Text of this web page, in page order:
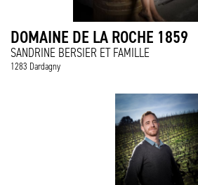
DOMAINE DE LA ROCHE 1859
SANDRINE BERSIER ET FAMILLE
1283 Dardagny